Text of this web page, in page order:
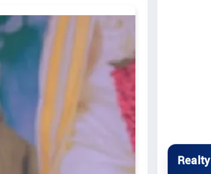
Realty